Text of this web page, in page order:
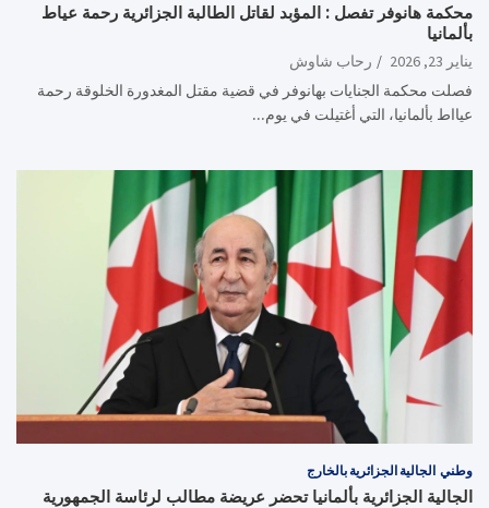
محكمة هانوفر تفصل : المؤبد لقاتل الطالبة الجزائرية رحمة عياط
بألمانيا
يناير 23, 2026
رحاب شاوش
فصلت محكمة الجنايات بهانوفر في قضية مقتل المغدورة الخلوقة رحمة
عيااط بألمانيا، التي أغتيلت في يوم…
وطني الجالية الجزائرية بالخارج
الجالية الجزائرية بألمانيا تحضر عريضة مطالب لرئاسة الجمهورية